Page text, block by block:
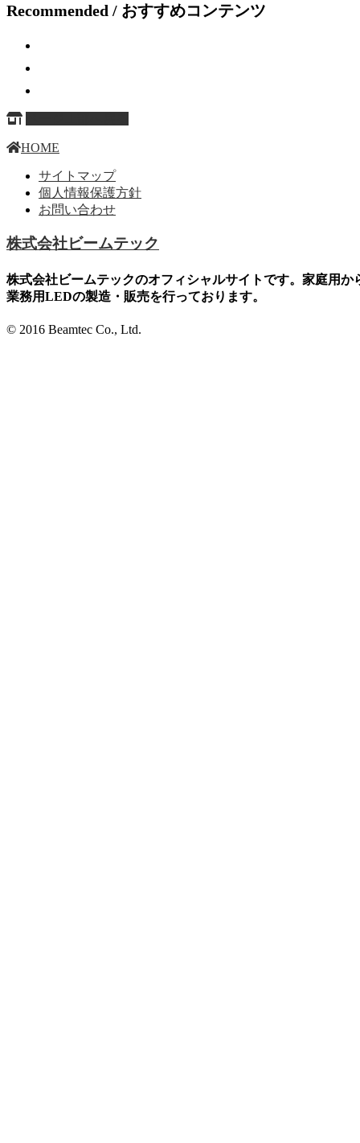
Recommended / おすすめコンテンツ
HOME
サイトマップ
個人情報保護方針
お問い合わせ
株式会社ビームテック
株式会社ビームテックのオフィシャルサイトです。家庭用か
業務用LEDの製造・販売を行っております。
© 2016 Beamtec Co., Ltd.